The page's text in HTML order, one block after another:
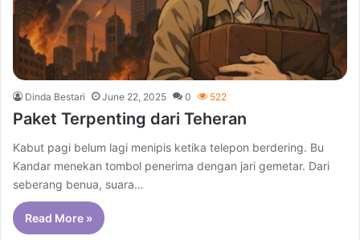
Dinda Bestari June 22, 2025 0 522
Paket Terpenting dari Teheran
Kabut pagi belum lagi menipis ketika telepon berdering. Bu
Kandar menekan tombol penerima dengan jari gemetar. Dari
seberang benua, suara…
Read More »